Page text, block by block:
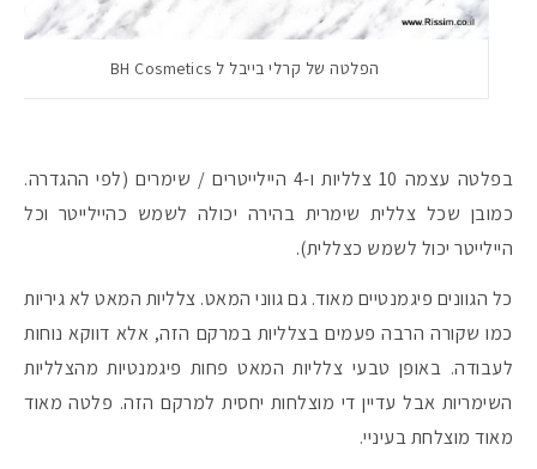
הפלטה של קרלי בייבל ל BH Cosmetics
בפלטה עצמה 10 צלליות ו-4 היילייטרים / שימרים (לפי ההגדרה.
כמובן שכל צללית שימרית בהירה יכולה לשמש כהיילייטר וכל
היילייטר יכול לשמש כצללית).
כל הגוונים פיגמנטיים מאוד. גם גווני המאט. צלליות המאט לא גיריות
כמו שקורה הרבה פעמים בצלליות במרקם הזה, אלא דווקא נוחות
לעבודה. באופן טבעי צלליות המאט פחות פיגמנטיות מהצלליות
השימריות אבל עדיין די מוצלחות יחסית למרקם הזה. פלטה מאוד
מאוד מוצלחת בעיניי.